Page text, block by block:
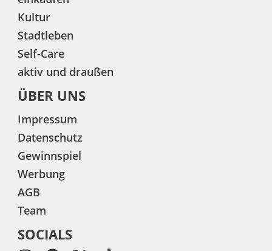
Kultur
Stadtleben
Self-Care
aktiv und draußen
ÜBER UNS
Impressum
Datenschutz
Gewinnspiel
Werbung
AGB
Team
SOCIALS